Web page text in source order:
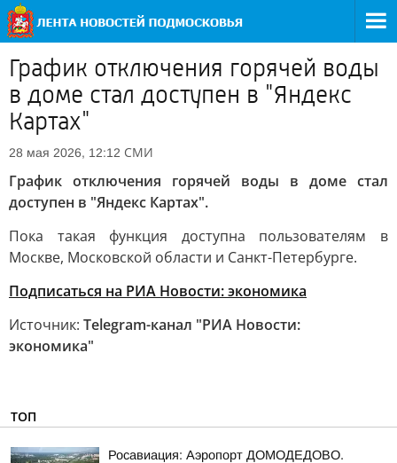
График отключения горячей воды
в доме стал доступен в "Яндекс
Картах"
28 мая 2026, 12:12 СМИ
График отключения горячей воды в доме стал
доступен в "Яндекс Картах".
Пока такая функция доступна пользователям в
Москве, Московской области и Санкт-Петербурге.
Подписаться на РИА Новости: экономика
Источник: Telegram-канал "РИА Новости:
экономика"
ТОП
Росавиация: Аэропорт ДОМОДЕДОВО.